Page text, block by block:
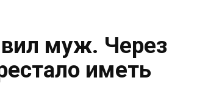
муж. Через
иметь